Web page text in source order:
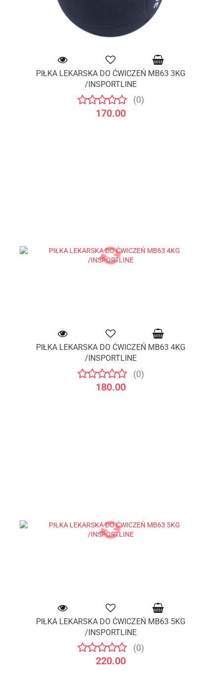
PIŁKA LEKARSKA DO ĆWICZEŃ MB63 3KG
/INSPORTLINE
(0)
170.00
PIŁKA LEKARSKA DO ĆWICZEŃ MB63 4KG
/INSPORTLINE
(0)
180.00
PIŁKA LEKARSKA DO ĆWICZEŃ MB63 5KG
/INSPORTLINE
(0)
220.00